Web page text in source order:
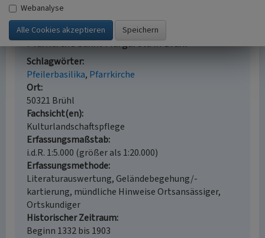
Pfarrkirche Sankt Margareta in Brühl
Schlagwörter
Pfeilerbasilika Pfarrkirche
Ort
50321 Brühl
Fachsicht(en)
Kulturlandschaftspflege
Erfassungsmaßstab
i.d.R. 1:5.000 (größer als 1:20.000)
Erfassungsmethode
Literaturauswertung, Geländebegehung/-
kartierung, mündliche Hinweise Ortsansässiger,
Ortskundiger
Historischer Zeitraum
Beginn 1332 bis 1903
Webanalyse